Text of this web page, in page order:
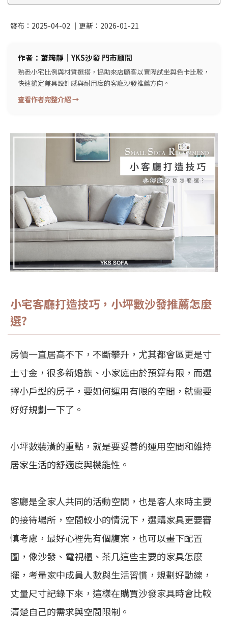
發布： 2025-04-02 ｜更新： 2026-01-21
作者： 蕭筠靜 ｜YKS沙發 門市顧問
熟悉小宅比例與材質選搭，協助來店顧客以實際試坐與色卡比較，
快速鎖定兼具設計感與耐用度的客廳沙發推薦方向。
查看作者完整介紹 →
小宅客廳打造技巧， 小坪數沙發推薦怎麼
選?
房價一直居高不下，不斷攀升，尤其都會區更是寸
土寸金，很多新婚族、小家庭由於預算有限，而選
擇小戶型的房子，要如何運用有限的空間，就需要
好好規劃一下了。
小坪數裝潢的重點，就是要妥善的運用空間和維持
居家生活的舒適度與機能性。
客廳是全家人共同的活動空間，也是客人來時主要
的接待場所，空間較小的情況下，選購家具更要審
慎考慮，最好心裡先有個腹案，也可以畫下配置
圖，像沙發、電視櫃、茶几這些主要的家具怎麼
擺，考量家中成員人數與生活習慣，規劃好動線，
丈量尺寸記錄下來，這樣在購買沙發家具時會比較
清楚自己的需求與空間限制。